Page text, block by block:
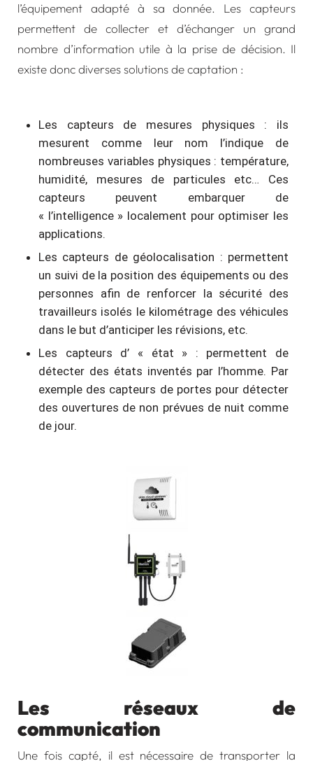
l’équipement adapté à sa donnée. Les capteurs
permettent de collecter et d’échanger un grand
nombre d’information utile à la prise de décision. Il
existe donc diverses solutions de captation :
Les capteurs de mesures physiques : ils
mesurent comme leur nom l’indique de
nombreuses variables physiques : température,
humidité, mesures de particules etc… Ces
capteurs peuvent embarquer de
« l’intelligence » localement pour optimiser les
applications.
Les capteurs de géolocalisation : permettent
un suivi de la position des équipements ou des
personnes afin de renforcer la sécurité des
travailleurs isolés le kilométrage des véhicules
dans le but d’anticiper les révisions, etc.
Les capteurs d’ « état » : permettent de
détecter des états inventés par l’homme. Par
exemple des capteurs de portes pour détecter
des ouvertures de non prévues de nuit comme
de jour.
Les réseaux de
communication
Une fois capté, il est nécessaire de transporter la